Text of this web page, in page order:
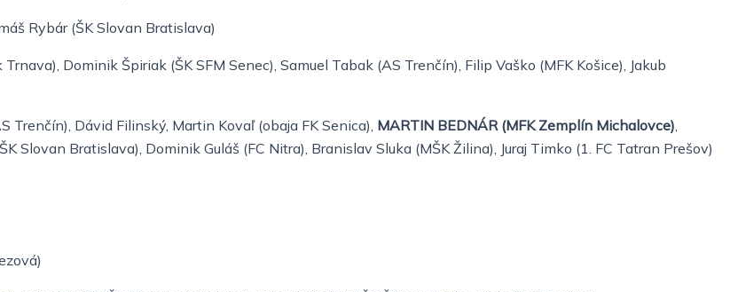
Rybár (ŠK Slovan Bratislava)
Trnava), Dominik Špiriak (ŠK SFM Senec), Samuel Tabak (AS Trenčín), Filip Vaško (MFK Košice), Jakub
Trenčín), Dávid Filinský, Martin Kovaľ (obaja FK Senica), MARTIN BEDNÁR (MFK Zemplín Michalovce)
ŠK Slovan Bratislava), Dominik Guláš (FC Nitra), Branislav Sluka (MŠK Žilina), Juraj Timko (1. FC Tatran Prešov)